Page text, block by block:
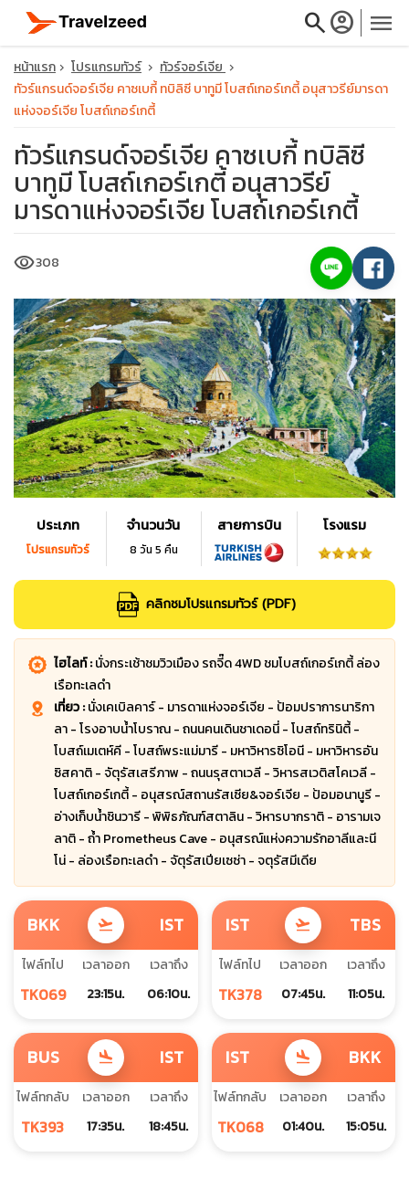
searchaccount_circle menu
close
travel_explore
calendar_month
search
หน้าแรก โปรแกรมทัวร์
ทัวร์จอร์เจีย
ทัวร์แกรนด์จอร์เจีย คาซเบกี้ ทบิลิซี บาทูมี โบสถ์เกอร์เกตี้ อนุสาวรีย์มารดา
แห่งจอร์เจีย โบสถ์เกอร์เกตี้
ทัวร์แกรนด์จอร์เจีย คาซเบกี้ ทบิลิซี
บาทูมี โบสถ์เกอร์เกตี้ อนุสาวรีย์
มารดาแห่งจอร์เจีย โบสถ์เกอร์เกตี้
visibility308
ประเภท
โปรแกรมทัวร์
จำนวนวัน
8 วัน 5 คืน
สายการบิน โรงแรม
คลิกชมโปรแกรมทัวร์ (PDF)
ไฮไลท์ :นั่งกระเช้าชมวิวเมือง รถจี๊ด 4WD ชมโบสถ์เกอร์เกตี้ ล่อง
เรือทะเลดำ
เที่ยว :นั่งเคเบิลคาร์ - มารดาแห่งจอร์เจีย - ป้อมปราการนาริกา
ลา - โรงอาบน้ำโบราณ - ถนนคนเดินชาเดอนี่ - โบสถ์ทรินิตี้ -
โบสถ์เมเตห์คี - โบสถ์พระแม่มารี - มหาวิหารซิโอนี - มหาวิหารอัน
ซิสคาติ - จัตุรัสเสรีภาพ - ถนนรุสตาเวลี - วิหารสเวติสโคเวลี -
โบสถ์เกอร์เกตี้ - อนุสรณ์สถานรัสเซีย&จอร์เจีย - ป้อมอนานูรี -
อ่างเก็บน้ำชินวารี - พิพิธภัณฑ์สตาลิน - วิหารบากราติ - อารามเจ
ลาติ - ถ้ำ Prometheus Cave - อนุสรณ์แห่งความรักอาลีและนี
โน่ - ล่องเรือทะเลดำ - จัตุรัสเปียเซซ่า - จตุรัสมีเดีย
BKK flight_takeoff IST
ไฟล์ทไป
TK069
เวลาออก
23:15น.
เวลาถึง
06:10น.
IST flight_takeoff TBS
ไฟล์ทไป
TK378
เวลาออก
07:45น.
เวลาถึง
11:05น.
BUS flight_land IST
ไฟล์ทกลับ
TK393
เวลาออก
17:35น.
เวลาถึง
18:45น.
IST flight_land BKK
ไฟล์ทกลับ
TK068
เวลาออก
01:40น.
เวลาถึง
15:05น.